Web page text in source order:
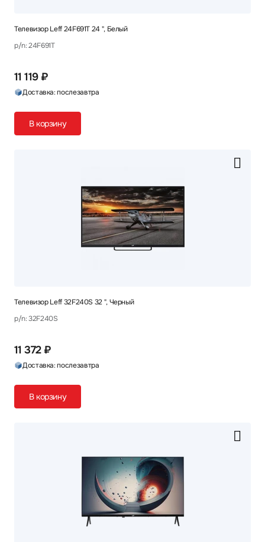
Телевизор Leff 24F691T 24 ", Белый
p/n: 24F691T
11 119 ₽
Доставка: послезавтра
В корзину
Телевизор Leff 32F240S 32 ", Черный
p/n: 32F240S
11 372 ₽
Доставка: послезавтра
В корзину